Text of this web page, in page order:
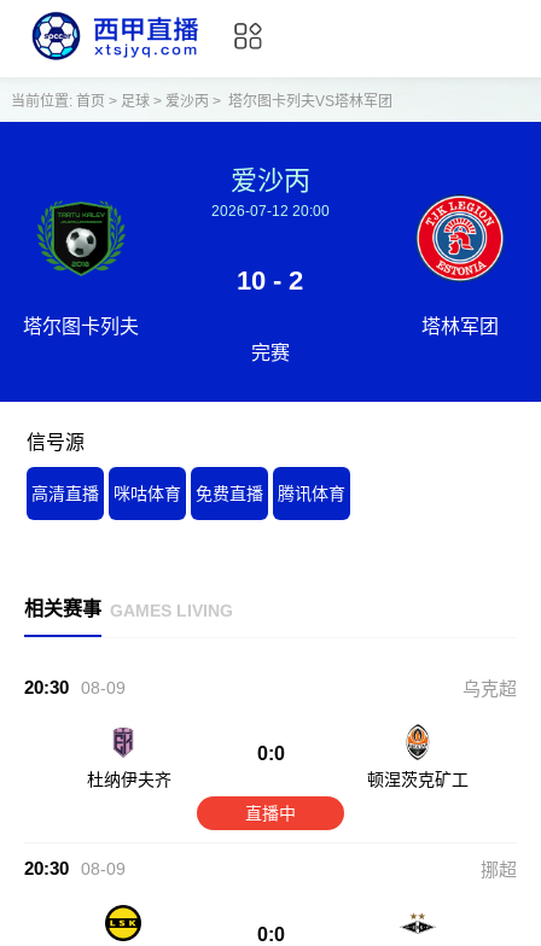
当前位置: 首页 > 足球> 爱沙丙 > 塔尔图卡列夫VS塔林军团
塔尔图卡列夫
爱沙丙
2026-07-12 20:00
10 - 2
完赛
塔林军团
信号源
高清直播 咪咕体育 免费直播 腾讯体育
相关赛事 GAMES LIVING
20:30 08-09 乌克超
杜纳伊夫齐
0:0
顿涅茨克矿工
直播中
20:30 08-09 挪超
0:0